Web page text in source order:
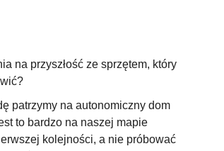
na przyszłość ze sprzętem, który
patrzymy na autonomiczny dom
to bardzo na naszej mapie
kolejności, a nie próbować